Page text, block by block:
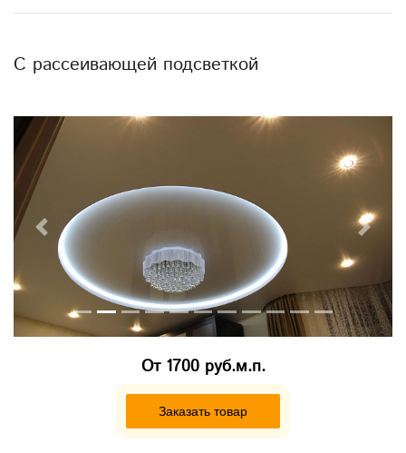
С рассеивающей подсветкой
От 1700 руб.м.п.
Заказать товар
Previous Next